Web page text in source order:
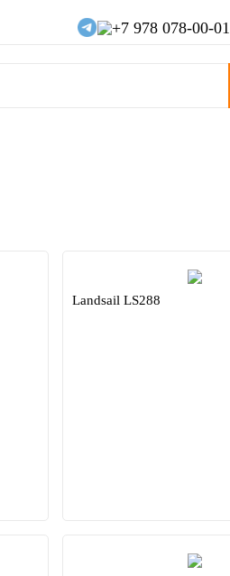
+7 978 078-00-01
Landsail LS288